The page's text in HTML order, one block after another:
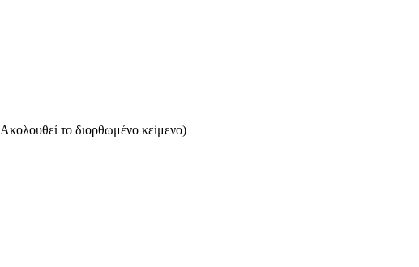
το διορθωμένο κείμενο)